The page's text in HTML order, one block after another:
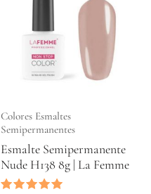
Colores Esmaltes
Semipermanentes
Esmalte Semipermanente
Nude H138 8g | La Femme